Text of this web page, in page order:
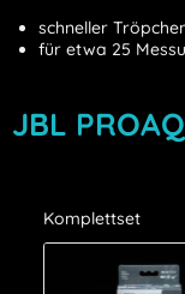
schneller
für etwa 25
JBL
Komplettset